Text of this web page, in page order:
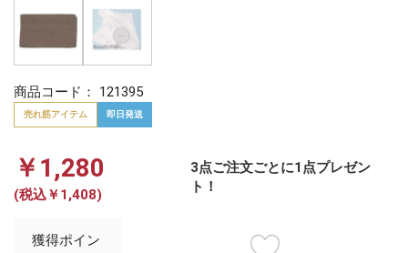
商品コード： 121395
売れ筋アイテム 即日発送
￥1,280
(税込￥1,408)
3点ご注文ごとに1点プレゼン
ト！
獲得ポイン